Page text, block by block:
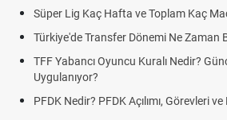
Süper Lig Kaç Hafta ve Toplam Kaç
Türkiye'de Transfer Dönemi Ne Zaman
TFF Yabancı Oyuncu Kuralı Nedir?
Uygulanıyor?
PFDK Nedir? PFDK Açılımı, Görevleri